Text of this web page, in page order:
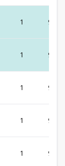
1 98
1 98
1 98
1 98
1 98